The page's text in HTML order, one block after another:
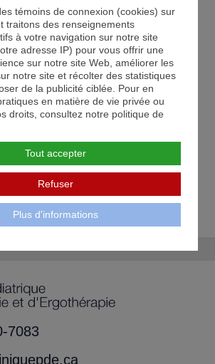
ce service
sur ce service
Sans mon tube
sur ce service
7083
témoins de connexion (cookies) sur
traitons des renseignements
à votre navigation sur notre site
adresse IP) pour vous offrir une
sur notre site Web, améliorer les
notre site et récolter des statistiques
de la publicité ciblée. Pour en
en matière de vie privée ou
droits, consultez notre politique de
Tout accepter
Refuser
Plus d'informations